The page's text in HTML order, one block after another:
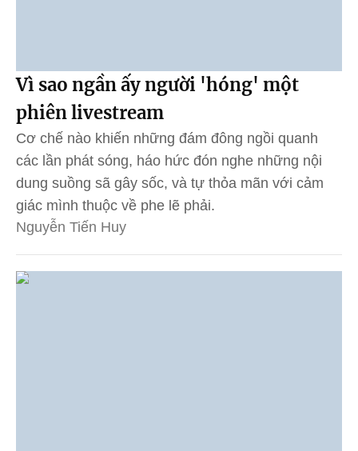
Vì sao ngần ấy người 'hóng' một
phiên livestream
Cơ chế nào khiến những đám đông ngồi quanh
các lần phát sóng, háo hức đón nghe những nội
dung suồng sã gây sốc, và tự thỏa mãn với cảm
giác mình thuộc về phe lẽ phải.
Nguyễn Tiến Huy